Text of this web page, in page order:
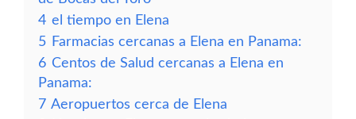
4 el tiempo en Elena
5 Farmacias cercanas a Elena en Panama:
6 Centos de Salud cercanas a Elena en
Panama:
7 Aeropuertos cerca de Elena